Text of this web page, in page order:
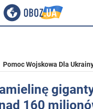
Pomoc Wojskowa Dla
160